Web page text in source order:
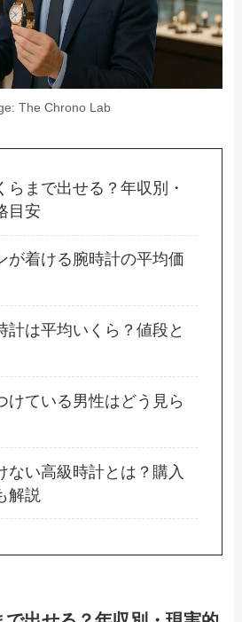
The Chrono Lab
らまで出せる？年収別・
目安
が着ける腕時計の平均価
計は平均いくら？値段と
けている男性はどう見ら
ない高級時計とは？購入
解説